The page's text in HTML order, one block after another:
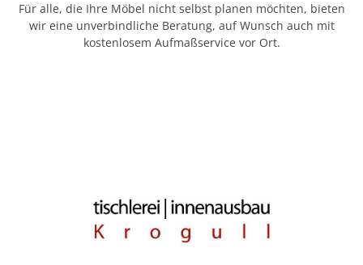
Für alle, die Ihre Möbel nicht selbst planen möchten, bieten
wir eine unverbindliche Beratung, auf Wunsch auch mit
kostenlosem Aufmaßservice vor Ort.